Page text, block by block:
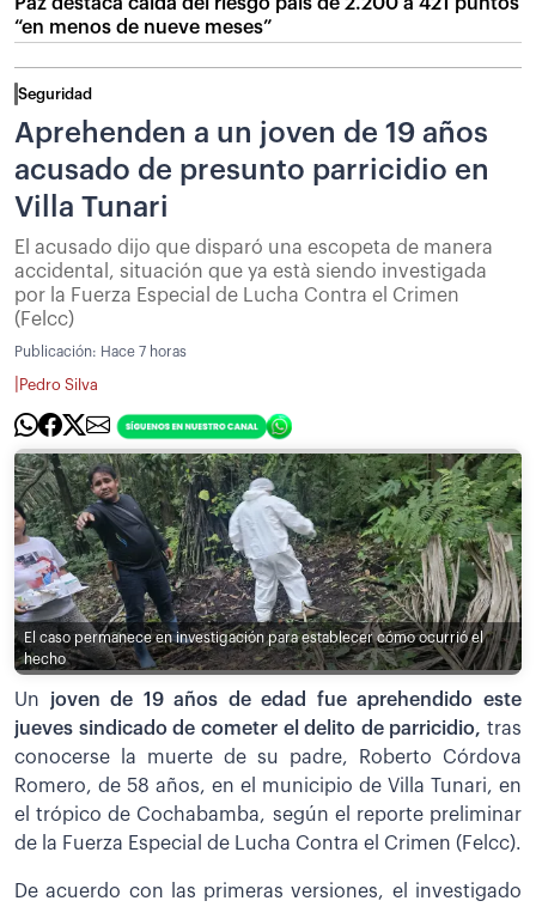
“en menos de nueve meses”
Seguridad
Aprehenden a un joven de 19 años
acusado de presunto parricidio en
Villa Tunari
El acusado dijo que disparó una escopeta de manera
accidental, situación que ya està siendo investigada
por la Fuerza Especial de Lucha Contra el Crimen
(Felcc)
Publicación: Hace 7 horas
Pedro Silva
El caso permanece en investigación para establecer cómo ocurrió el
hecho
Un joven de 19 años de edad fue aprehendido este
jueves sindicado de cometer el delito de parricidio, tras
conocerse la muerte de su padre, Roberto Córdova
Romero, de 58 años, en el municipio de Villa Tunari, en
el trópico de Cochabamba, según el reporte preliminar
de la Fuerza Especial de Lucha Contra el Crimen (Felcc).
De acuerdo con las primeras versiones, el investigado